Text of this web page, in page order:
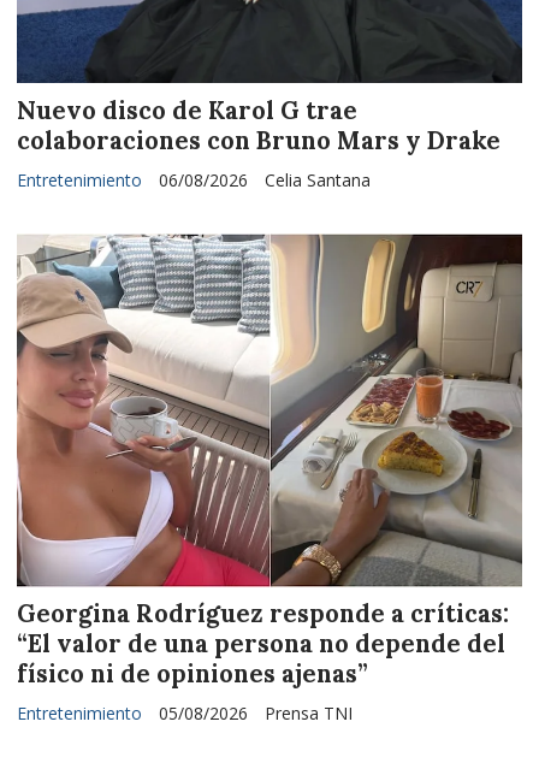
Nuevo disco de Karol G trae
colaboraciones con Bruno Mars y Drake
Celia Santana
Entretenimiento 06/08/2026
Georgina Rodríguez responde a críticas:
“El valor de una persona no depende del
físico ni de opiniones ajenas”
Prensa TNI
Entretenimiento 05/08/2026